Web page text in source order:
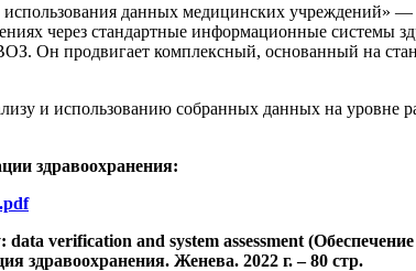
данных медицинских учреждений»
через стандартные информационные системы
Он продвигает комплексный, основанный на
и использованию собранных данных на уровне
здравоохранения:
verification and system assessment
здравоохранения. Женева. 2022 г. – 80 стр.